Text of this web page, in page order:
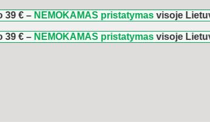
NEMOKAMAS pristatymasvisoje Lietuvoje
NEMOKAMAS pristatymasvisoje Lietuvoje